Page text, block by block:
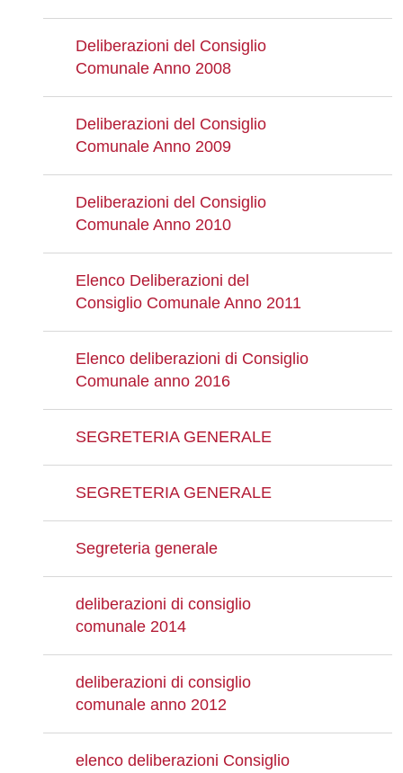
Deliberazioni del Consiglio
Comunale Anno 2008
Deliberazioni del Consiglio
Comunale Anno 2009
Deliberazioni del Consiglio
Comunale Anno 2010
Elenco Deliberazioni del
Consiglio Comunale Anno 2011
Elenco deliberazioni di Consiglio
Comunale anno 2016
SEGRETERIA GENERALE
SEGRETERIA GENERALE
Segreteria generale
deliberazioni di consiglio
comunale 2014
deliberazioni di consiglio
comunale anno 2012
elenco deliberazioni Consiglio